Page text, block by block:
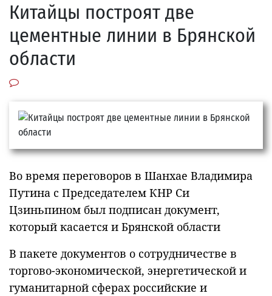
Китайцы построят две
цементные линии в Брянской
области
Во время переговоров в Шанхае Владимира
Путина с Председателем КНР Си
Цзиньпином был подписан документ,
который касается и Брянской области
В пакете документов о сотрудничестве в
торгово-экономической, энергетической и
гуманитарной сферах российские и